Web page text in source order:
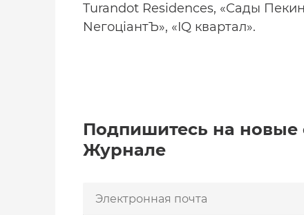
Turandot Residences, «Сады
NегоцiантЪ», «IQ квартал».
Подпишитесь на новые
Журнале